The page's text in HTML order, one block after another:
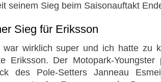
seinem Sieg beim Saisonauftakt
Sieg für Eriksson
war wirklich super und ich hatte zu
Eriksson. Der Motopark-
des Pole-Setters Janneau